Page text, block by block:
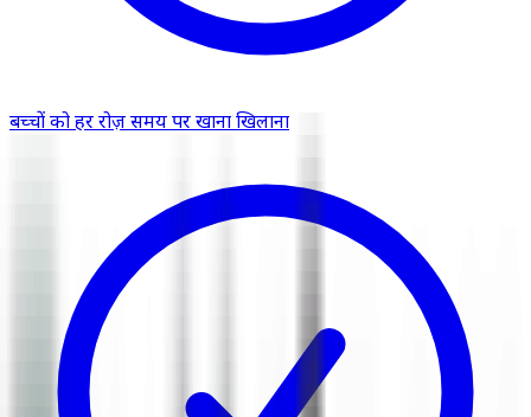
बच्चों को हर रोज़ समय पर खाना खिलाना